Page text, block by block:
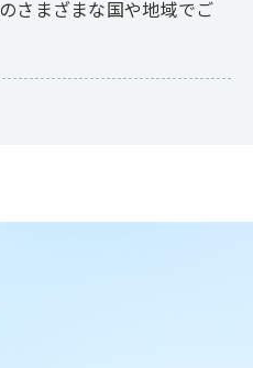
さまざまな国や地域でご